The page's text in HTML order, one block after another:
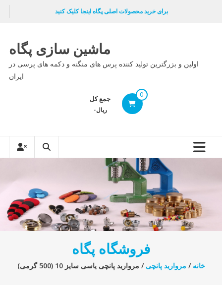
برای خرید محصولات اصلی پگاه اینجا کلیک کنید
ماشین سازی پگاه
اولین و بزرگترین تولید کننده پرس های منگنه و دکمه های پرسی در
ایران
0 جمع کل
ریال۰
فروشگاه پگاه
خانه / مروارید پانچی / مروارید پانچی یاسی سایز 10 (500 گرمی)